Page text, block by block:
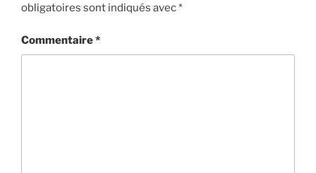
obligatoires sont indiqués avec*
Commentaire*